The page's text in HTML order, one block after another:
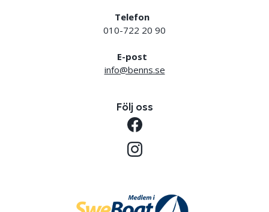
Telefon
010-722 20 90
E-post
info@benns.se
Följ oss